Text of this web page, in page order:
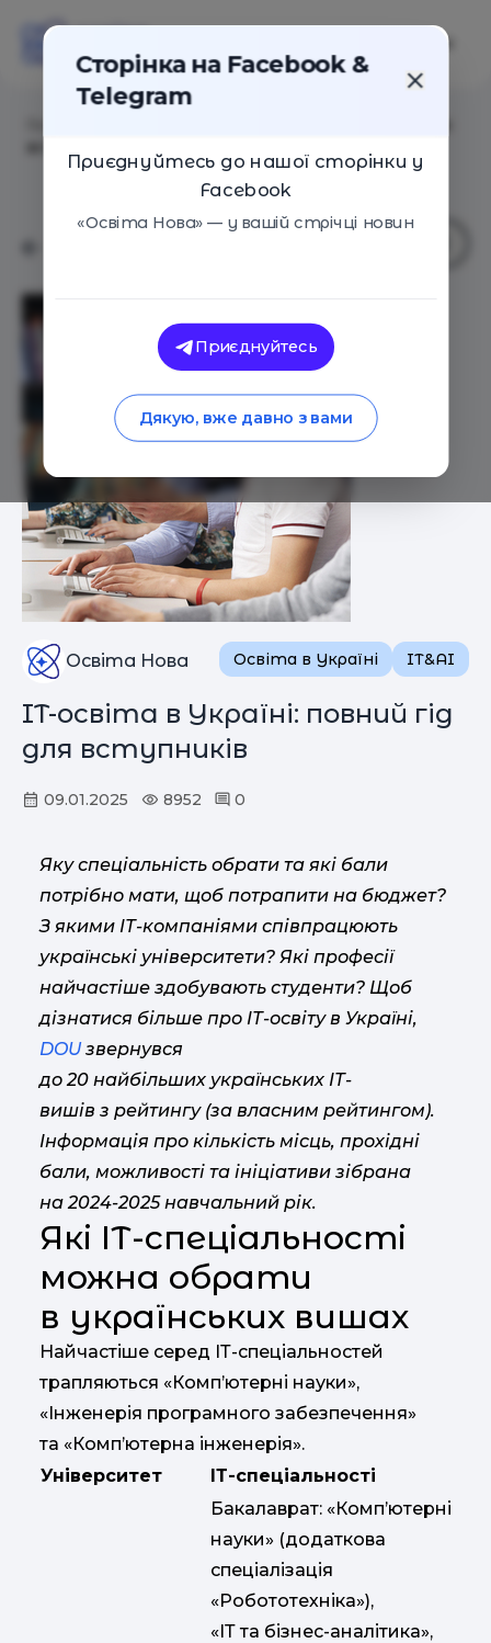
Освіта Нова Освіта в Україні IT&AI
IT-освіта в Україні: повний гід
для вступників
09.01.2025 8952 0
Яку спеціальність обрати та які бали
потрібно мати, щоб потрапити на бюджет?
З якими ІТ-компаніями співпрацюють
українські університети? Які професії
найчастіше здобувають студенти? Щоб
дізнатися більше про ІТ-освіту в Україні,
DOUзвернувся
до 20 найбільших українських ІТ-
вишів з рейтингу (за власним рейтингом).
Інформація про кількість місць, прохідні
бали, можливості та ініціативи зібрана
на 2024-2025 навчальний рік.
Які ІТ-спеціальності
можна обрати
в українських вишах
Найчастіше серед ІТ-спеціальностей
трапляються «Комп’ютерні науки»,
«Інженерія програмного забезпечення»
та «Комп’ютерна інженерія».
Університет
ІТ-спеціальності
Бакалаврат: «Комп’ютерні
науки» (додаткова
спеціалізація
«Робототехніка»),
«ІТ та бізнес-аналітика»,
Сторінка на Facebook &
Telegram
Приєднуйтесь до нашої сторінки у
Facebook
«Освіта Нова» — у вашій стрічці новин
Приєднуйтесь
Дякую, вже давно з вами